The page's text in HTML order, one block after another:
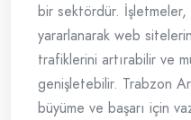
bir sektördür.
yararlanarak web
trafiklerini artırabilir ve
genişletebilir. Trabzon
büyüme ve başarı için